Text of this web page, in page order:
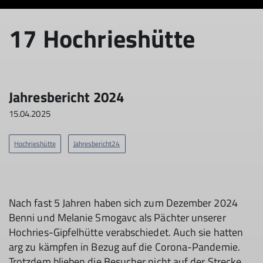
17 Hochrieshütte
Jahresbericht 2024
15.04.2025
Hochrieshütte Jahresbericht24
Nach fast 5 Jahren haben sich zum Dezember 2024
Benni und Melanie Smogavc als Pächter unserer
Hochries-Gipfelhütte verabschiedet. Auch sie hatten
arg zu kämpfen in Bezug auf die Corona-Pandemie.